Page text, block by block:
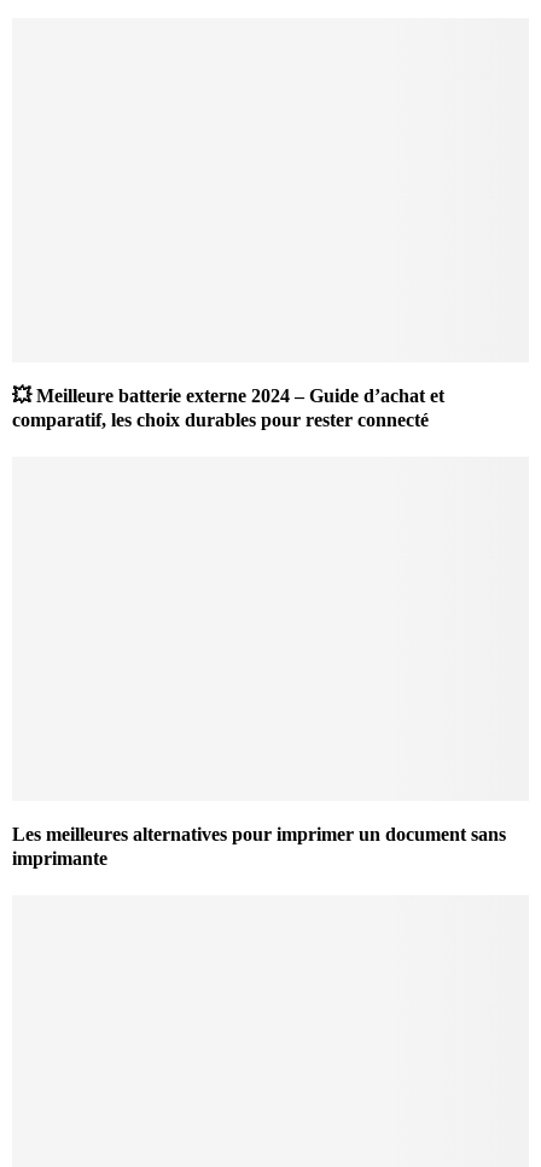
💥 Meilleure batterie externe 2024 – Guide d’achat et
comparatif, les choix durables pour rester connecté
Les meilleures alternatives pour imprimer un document sans
imprimante